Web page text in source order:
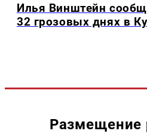
Илья Винштейн
32 грозовых днях в
Размещение